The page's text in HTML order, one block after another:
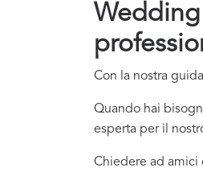
Con la nostra
Quando hai
esperta per il
Chiedere ad amici